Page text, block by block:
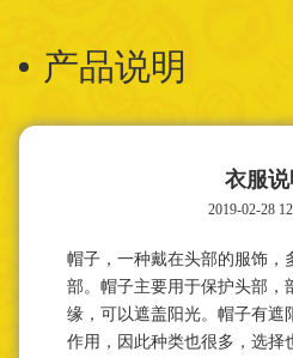
产品说明
衣服说
2019-02-28
帽子，一种戴在头部的服饰，
部。帽子主要用于保护头部，
缘，可以遮盖阳光。帽子有遮
作用，因此种类也很多，选择